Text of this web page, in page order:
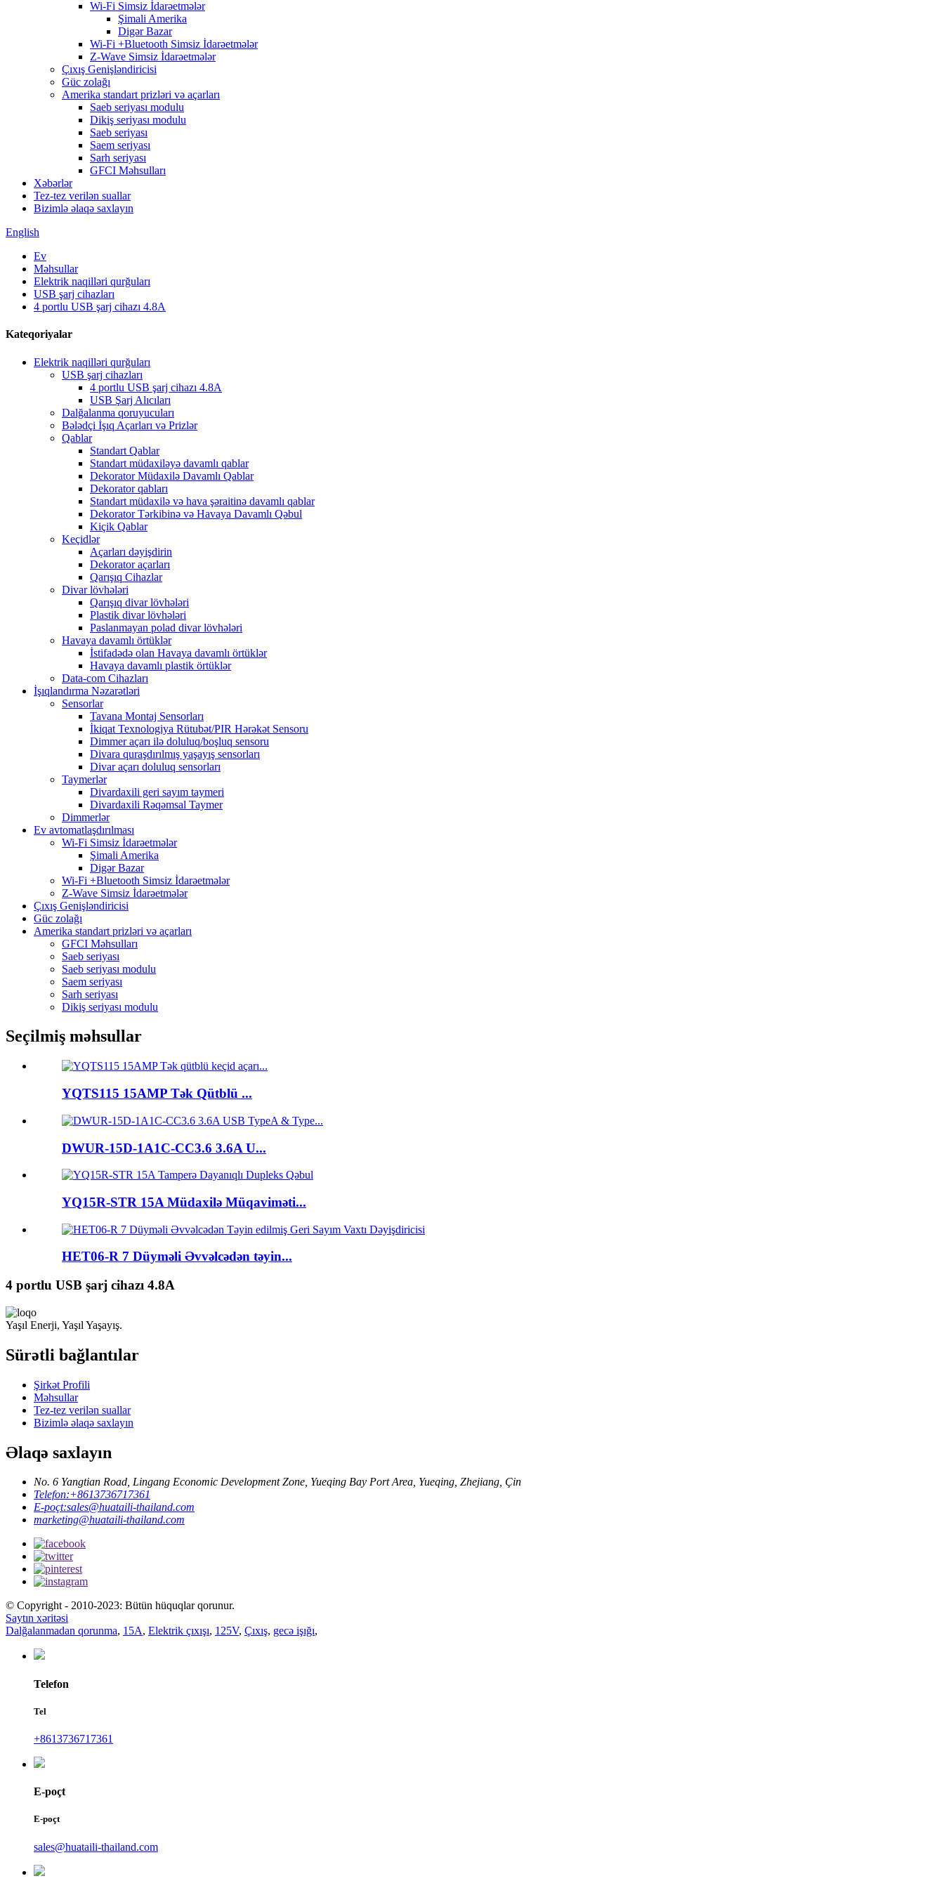
Wi-Fi Simsiz İdarəetmələr
Şimali Amerika
Digər Bazar
Wi-Fi +Bluetooth Simsiz İdarəetmələr
Z-Wave Simsiz İdarəetmələr
Çıxış Genişləndiricisi
Güc zolağı
Amerika standart prizləri və açarları
Saeb seriyası modulu
Dikiş seriyası modulu
Saeb seriyası
Saem seriyası
Sarh seriyası
GFCI Məhsulları
Xəbərlər
Tez-tez verilən suallar
Bizimlə əlaqə saxlayın
English
Ev
Məhsullar
Elektrik naqilləri qurğuları
USB şarj cihazları
4 portlu USB şarj cihazı 4.8A
Kateqoriyalar
Elektrik naqilləri qurğuları
USB şarj cihazları
4 portlu USB şarj cihazı 4.8A
USB Şarj Alıcıları
Dalğalanma qoruyucuları
Bələdçi İşıq Açarları və Prizlər
Qablar
Standart Qablar
Standart müdaxiləyə davamlı qablar
Dekorator Müdaxilə Davamlı Qablar
Dekorator qabları
Standart müdaxilə və hava şəraitinə davamlı qablar
Dekorator Tərkibinə və Havaya Davamlı Qəbul
Kiçik Qablar
Keçidlər
Açarları dəyişdirin
Dekorator açarları
Qarışıq Cihazlar
Divar lövhələri
Qarışıq divar lövhələri
Plastik divar lövhələri
Paslanmayan polad divar lövhələri
Havaya davamlı örtüklər
İstifadədə olan Havaya davamlı örtüklər
Havaya davamlı plastik örtüklər
Data-com Cihazları
İşıqlandırma Nəzarətləri
Sensorlar
Tavana Montaj Sensorları
İkiqat Texnologiya Rütubət/PIR Hərəkət Sensoru
Dimmer açarı ilə doluluq/boşluq sensoru
Divara quraşdırılmış yaşayış sensorları
Divar açarı doluluq sensorları
Taymerlər
Divardaxili geri sayım taymeri
Divardaxili Rəqəmsal Taymer
Dimmerlər
Ev avtomatlaşdırılması
Wi-Fi Simsiz İdarəetmələr
Şimali Amerika
Digər Bazar
Wi-Fi +Bluetooth Simsiz İdarəetmələr
Z-Wave Simsiz İdarəetmələr
Çıxış Genişləndiricisi
Güc zolağı
Amerika standart prizləri və açarları
GFCI Məhsulları
Saeb seriyası
Saeb seriyası modulu
Saem seriyası
Sarh seriyası
Dikiş seriyası modulu
Seçilmiş məhsullar
YQTS115 15AMP Tək Qütblü ...
DWUR-15D-1A1C-CC3.6 3.6A U...
YQ15R-STR 15A Müdaxilə Müqaviməti...
HET06-R 7 Düyməli Əvvəlcədən təyin...
4 portlu USB şarj cihazı 4.8A
Yaşıl Enerji, Yaşıl Yaşayış.
Sürətli bağlantılar
Şirkət Profili
Məhsullar
Tez-tez verilən suallar
Bizimlə əlaqə saxlayın
Əlaqə saxlayın
No. 6 Yangtian Road, Lingang Economic Development Zone, Yueqing Bay Port Area, Yueqing, Zhejiang, Çin
Telefon:+8613736717361
E-poçt:sales@huataili-thailand.com
marketing@huataili-thailand.com
© Copyright - 2010-2023: Bütün hüquqlar qorunur.
Saytın xəritəsi
Dalğalanmadan qorunma, 15A, Elektrik çıxışı, 125V, Çıxış, gecə işığı,
Telefon
Tel
+8613736717361
E-poçt
E-poçt
sales@huataili-thailand.com